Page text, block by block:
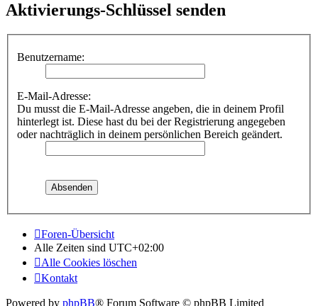
Aktivierungs-Schlüssel senden
Benutzername:
E-Mail-Adresse:
Du musst die E-Mail-Adresse angeben, die in deinem Profil
hinterlegt ist. Diese hast du bei der Registrierung angegeben
oder nachträglich in deinem persönlichen Bereich geändert.
Foren-Übersicht
Alle Zeiten sind UTC+02:00
Alle Cookies löschen
Kontakt
Powered by phpBB® Forum Software © phpBB Limited